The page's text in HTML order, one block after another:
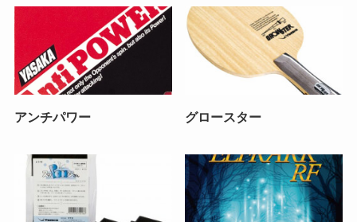
アンチパワー グロースター